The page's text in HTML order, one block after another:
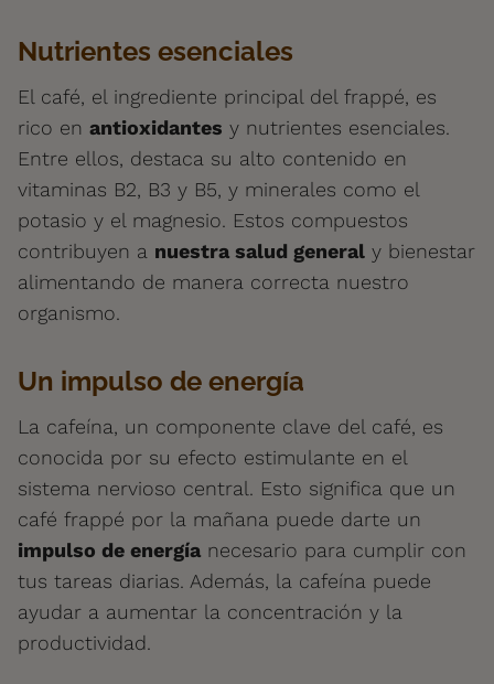
Nutrientes esenciales
El café, el ingrediente principal del frappé, es
rico en antioxidantes y nutrientes esenciales.
Entre ellos, destaca su alto contenido en
vitaminas B2, B3 y B5, y minerales como el
potasio y el magnesio. Estos compuestos
contribuyen a nuestra salud general y bienestar
alimentando de manera correcta nuestro
organismo.
Un impulso de energía
La cafeína, un componente clave del café, es
conocida por su efecto estimulante en el
sistema nervioso central. Esto significa que un
café frappé por la mañana puede darte un
impulso de energía necesario para cumplir con
tus tareas diarias. Además, la cafeína puede
ayudar a aumentar la concentración y la
productividad.